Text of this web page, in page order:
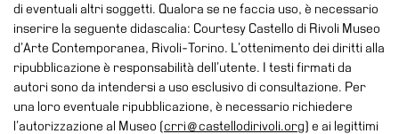
Summer
School
Progetti
Speciali
EN
di eventuali altri soggetti. Qualora se ne faccia uso, è necessario
inserire la seguente didascalia: Courtesy Castello di Rivoli Museo
d’Arte Contemporanea, Rivoli-Torino. L’ottenimento dei diritti alla
ripubblicazione è responsabilità dell’utente. I testi firmati da
autori sono da intendersi a uso esclusivo di consultazione. Per
una loro eventuale ripubblicazione, è necessario richiedere
l’autorizzazione al Museo (crri@castellodirivoli.org) e ai legittimi